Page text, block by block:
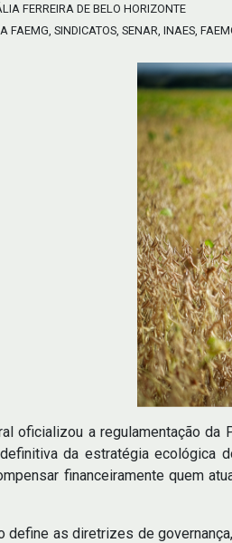
FERREIRA DE BELO HORIZONTE
FAEMG, SINDICATOS, SENAR, INAES,
oficializou a regulamentação
da estratégia ecológica
financeiramente quem
define as diretrizes de